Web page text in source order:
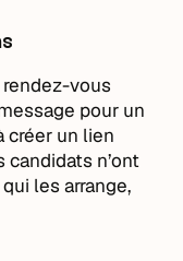
vous
pour un
créer un lien
candidats n’ont
les arrange,